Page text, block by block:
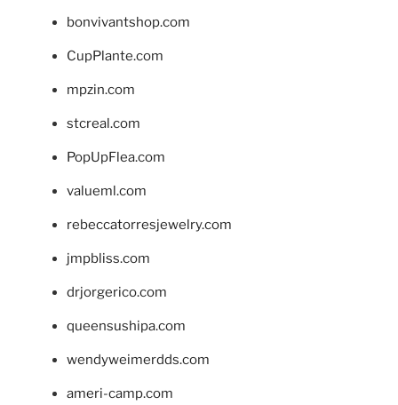
bonvivantshop.com
CupPlante.com
mpzin.com
stcreal.com
PopUpFlea.com
valueml.com
rebeccatorresjewelry.com
jmpbliss.com
drjorgerico.com
queensushipa.com
wendyweimerdds.com
ameri-camp.com